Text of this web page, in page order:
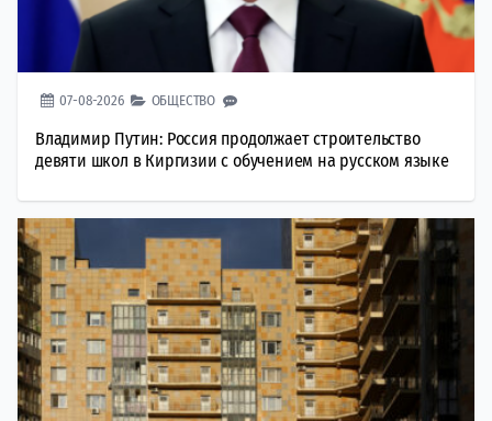
07-08-2026 ОБЩЕСТВО
Владимир Путин: Россия продолжает строительство
девяти школ в Киргизии с обучением на русском языке